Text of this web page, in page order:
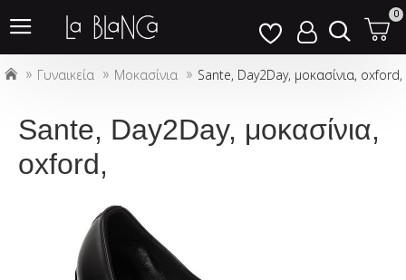
Αυτός
ο
ιστότοπος
ένα
σύστημα
προσβασιμότητας.
0
Γυναικεία Μοκασίνια Sante, Day2Day, μοκασίνια, oxford,
Sante, Day2Day, μοκασίνια,
oxford,